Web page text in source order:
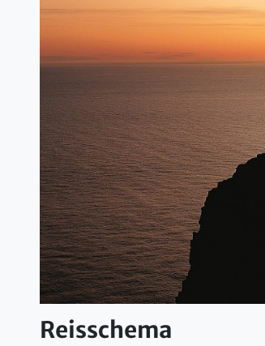
Reisschema